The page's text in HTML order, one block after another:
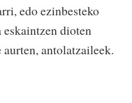
edo ezinbesteko
dioten
antolatzaileek.